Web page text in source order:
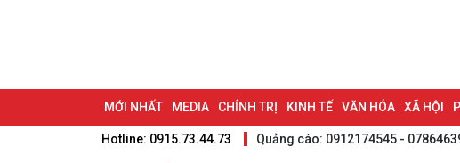
MỚI NHẤT MEDIA CHÍNH TRỊ KINH TẾ VĂN HÓA XÃ HỘI
DU LỊCH - ẨM THỰC CHUYỂN ĐỔI SỐ THỂ THAO ĐỒNG NAI &
Hotline: 0915.73.44.73 Quảng cáo: 0912174545 -